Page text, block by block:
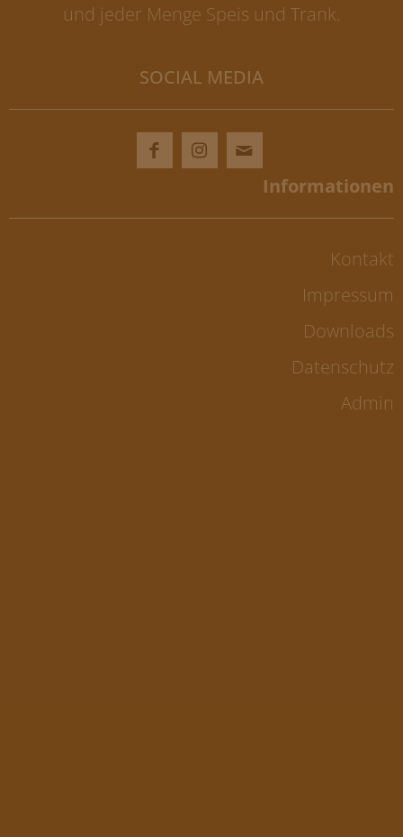
und jeder Menge Speis und Trank.
SOCIAL MEDIA
Kontakt
Impressum
Downloads
Datenschutz
Admin